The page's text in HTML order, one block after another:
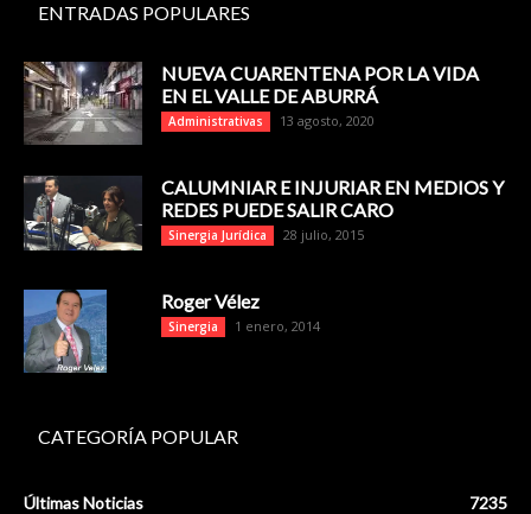
ENTRADAS POPULARES
NUEVA CUARENTENA POR LA VIDA
EN EL VALLE DE ABURRÁ
Administrativas 13 agosto, 2020
CALUMNIAR E INJURIAR EN MEDIOS Y
REDES PUEDE SALIR CARO
Sinergia Jurídica 28 julio, 2015
Roger Vélez
Sinergia 1 enero, 2014
CATEGORÍA POPULAR
Últimas Noticias 7235